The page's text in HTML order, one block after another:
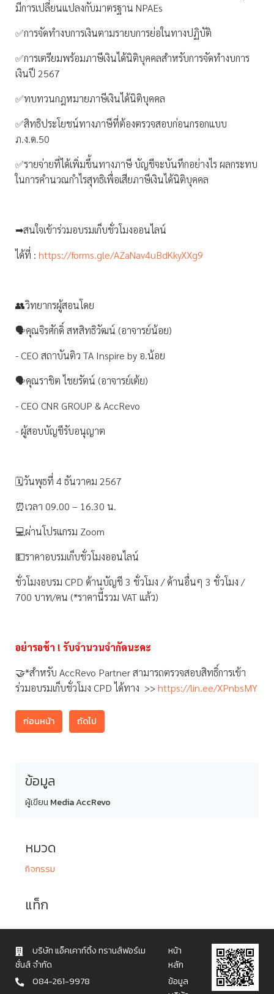
มีการเปลี่ยนแปลงกับมาตรฐาน NPAEs
✅การจัดทำงบการเงินตามรายบการย่อในทางปฏิบัติ
✅การเตรียมพร้อมภาษีเงินได้นิติบุคคลสำหรับการจัดทำงบการ
เงินปี 2567
✅ทบทวนกฎหมายภาษีเงินได้นิติบุคคล
✅สิทธิประโยชน์ทางภาษีที่ต้องตรวจสอบก่อนกรอกแบบ
ภ.ง.ด.50
✅รายจ่ายที่ได้เพิ่มขึ้นทางภาษี บัญชีจะบันทึกอย่างไร ผลกระทบ
ในการคำนวณกำไรสุทธิเพื่อเสียภาษีเงินได้นิติบุคคล
➡สนใจเข้าร่วมอบรมเก็บชั่วโมงออนไลน์
ได้ที่ : https://forms.gle/AZaNav4uBdKkyXXg9
👥วิทยากรผู้สอนโดย
🗣คุณจิรศักดิ์ สหสิทธิวัฒน์ (อาจารย์น้อย)
- CEO สถาบันติว TA Inspire by อ.น้อย
🗣คุณราชิต ไชยรัตน์ (อาจารย์เต้ย)
- CEO CNR GROUP & AccRevo
- ผู้สอบบัญชีรับอนุญาต
🗓วันพุธที่ 4 ธันวาคม 2567
⏰เวลา 09.00 – 16.30 น.
💻ผ่านโปรแกรม Zoom
💵ราคาอบรมเก็บชั่วโมงออนไลน์
ชั่วโมงอบรม CPD ด้านบัญชี 3 ชั่วโมง / ด้านอื่นๆ 3 ชั่วโมง /
700 บาท/คน (*ราคานี้รวม VAT แล้ว)
อย่ารอช้า ! รับจำนวนจำกัดนะคะ
🤝*สำหรับ AccRevo Partner สามารถตรวจสอบสิทธิ์การเข้า
ร่วมอบรมเก็บชั่วโมง CPD ได้ทาง >>https://lin.ee/XPnbsMY
ก่อนหน้า ถัดไป
ข้อมูล
ผู้เขียน Media AccRevo
หมวด
กิจกรรม
แท็ก
บริษัท แอ็คเคาท์ติ้ง ทรานส์ฟอร์เม
ชั่นส์ จำกัด
084-261-9978
หน้า
หลัก
ข้อมูล